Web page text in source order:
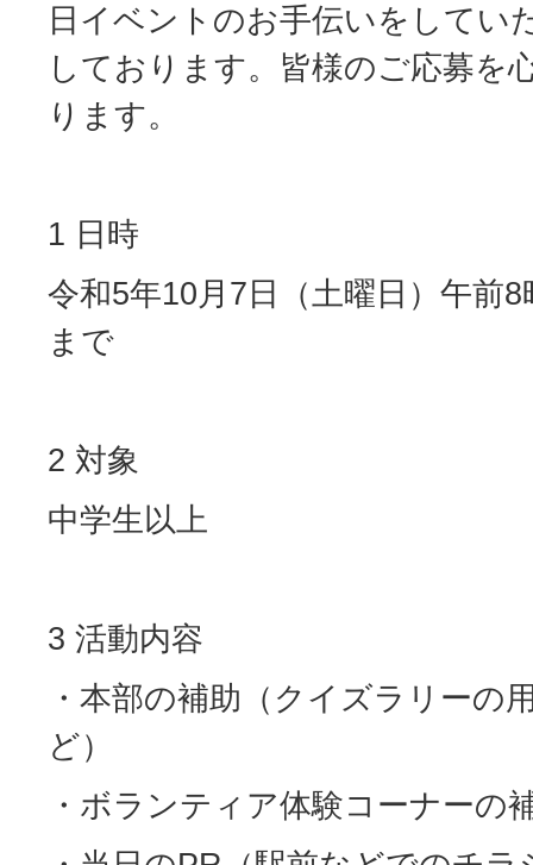
日イベントのお手伝いをしてい
しております。皆様のご応募を
ります。
1 日時
令和5年10月7日（土曜日）午前
まで
2 対象
中学生以上
3 活動内容
・本部の補助（クイズラリーの
ど）
・ボランティア体験コーナーの